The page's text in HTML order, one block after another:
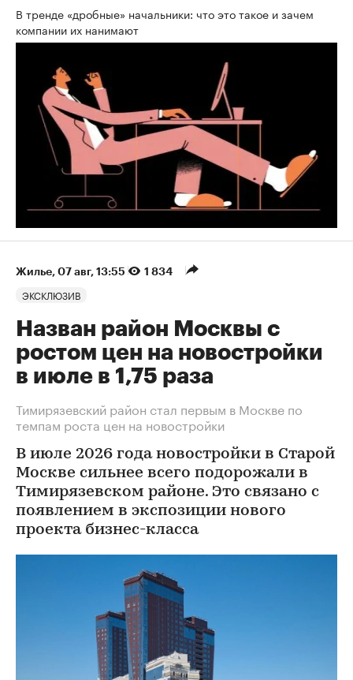
В тренде «дробные» начальники: что это такое и зачем
компании их нанимают
Жилье⁠, 07 авг, 13:55 1 834
ЭКСКЛЮЗИВ
Назван район Москвы с
ростом цен на новостройки
в июле в 1,75 раза
Тимирязевский район стал первым в Москве по
темпам роста цен на новостройки
В июле 2026 года новостройки в Старой
Москве сильнее всего подорожали в
Тимирязевском районе. Это связано с
появлением в экспозиции нового
проекта бизнес-класса